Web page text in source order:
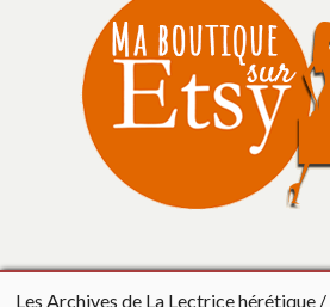
Les Archives de La Lectrice hérétique